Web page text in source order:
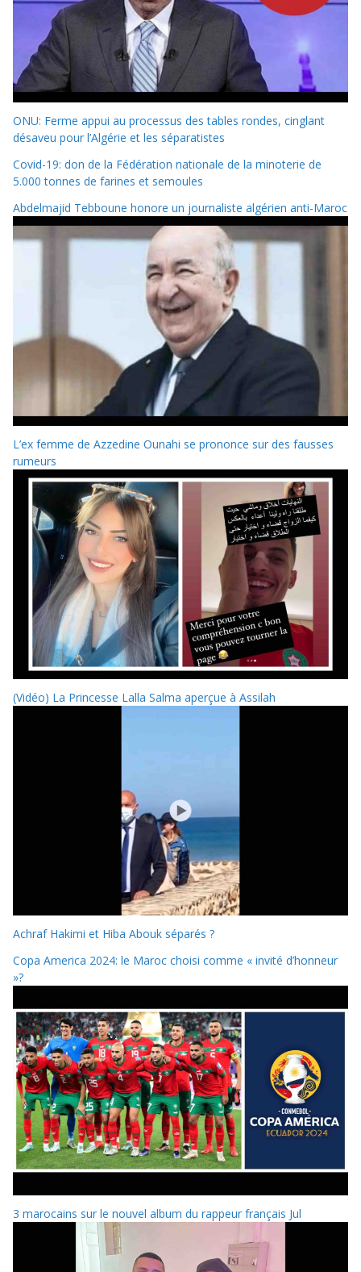
ONU: Ferme appui au processus des tables rondes, cinglant
désaveu pour l’Algérie et les séparatistes
Covid-19: don de la Fédération nationale de la minoterie de
5.000 tonnes de farines et semoules
Abdelmajid Tebboune honore un journaliste algérien anti-Maroc
L’ex femme de Azzedine Ounahi se prononce sur des fausses
rumeurs
(Vidéo) La Princesse Lalla Salma aperçue à Assilah
Achraf Hakimi et Hiba Abouk séparés ?
Copa America 2024: le Maroc choisi comme « invité d’honneur
»?
3 marocains sur le nouvel album du rappeur français Jul